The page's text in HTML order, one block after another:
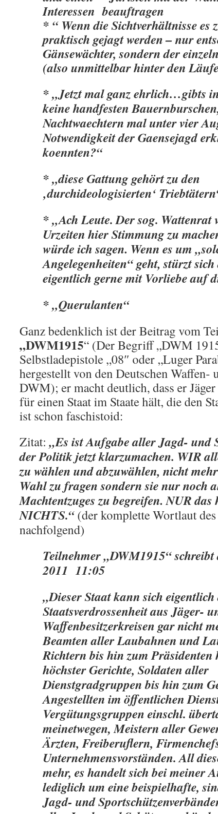
Interessen beauftragen
* “ Wenn die Sichtverhältnisse es
praktisch gejagt werden – nur
Gänsewächter, sondern der
(also unmittelbar hinter den
* „Jetzt mal ganz ehrlich…gibts
keine handfesten
Nachtwaechtern mal unter vier
Notwendigkeit der Gaensejagd
koennten?“
* „diese Gattung gehört zu den
‚durchideologisierten‘
* „Ach Leute. Der sog. Wattenrat
Urzeiten hier Stimmung zu
würde ich sagen. Wenn es um
Angelegenheiten“ geht, stürzt
eigentlich gerne mit Vorliebe auf
* „Querulanten“
Ganz bedenklich ist der Beitrag vom
„DWM1915“ (Der Begriff „DWM
Selbstladepistole „08″ oder „Luger
hergestellt von den Deutschen
DWM); er macht deutlich, dass er
für einen Staat im Staate hält, die den
ist schon faschistoid:
Zitat:„Es ist Aufgabe aller Jagd- und
der Politik jetzt klarzumachen. WIR
zu wählen und abzuwählen, nicht
Wahl zu fragen sondern sie nur noch
Machtentzuges zu begreifen. NUR
NICHTS.“ (der komplette Wortlaut
nachfolgend)
Teilnehmer „DWM1915“ schreibt
2011 11:05
„Dieser Staat kann sich eigentlich
Staatsverdrossenheit aus Jäger-
Waffenbesitzerkreisen gar nicht
Beamten aller Laubahnen und
Richtern bis hin zum Präsidenten
höchster Gerichte, Soldaten aller
Dienstgradgruppen bis hin zum
Angestellten im öffentlichen
Vergütungsgruppen einschl.
meinetwegen, Meistern aller
Ärzten, Freiberuflern,
Unternehmensvorständen. All
mehr, es handelt sich bei meiner
lediglich um eine beispielhafte,
Jagd- und